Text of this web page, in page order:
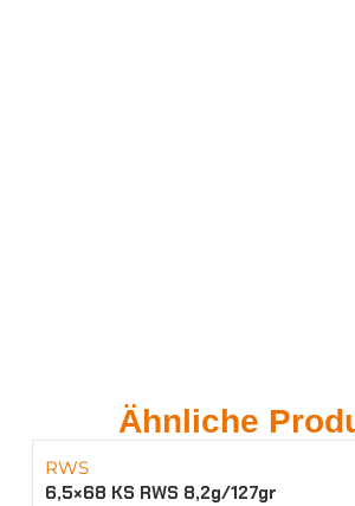
Ähnliche
RWS
6,5×68 KS RWS 8,2g/127gr